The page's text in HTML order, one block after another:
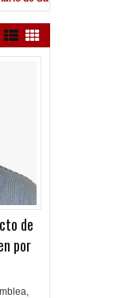
de
por
,